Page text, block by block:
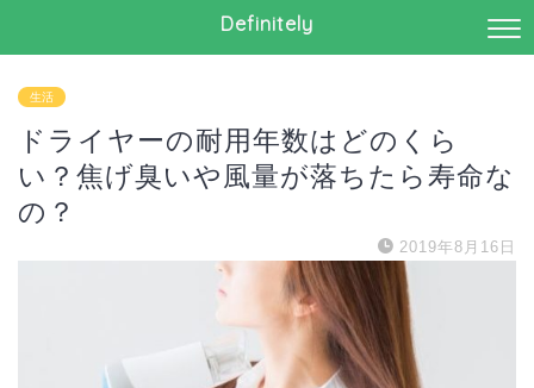
Definitely
生活
ドライヤーの耐用年数はどのくら
い？焦げ臭いや風量が落ちたら寿命な
の？
2019年8月16日